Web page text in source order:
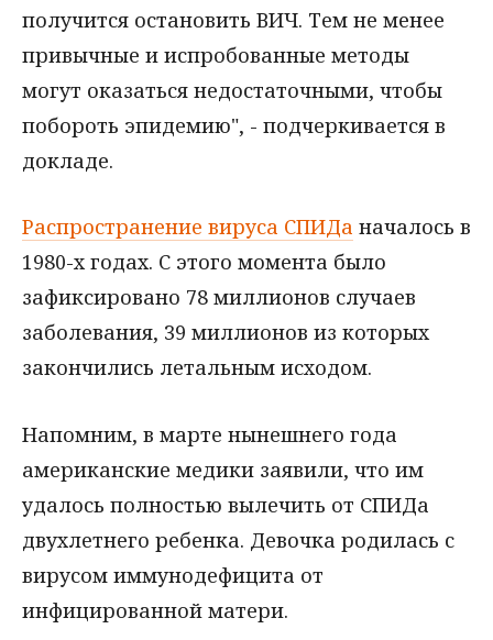
получится остановить ВИЧ. Тем не менее
привычные и испробованные методы
могут оказаться недостаточными, чтобы
побороть эпидемию", - подчеркивается в
докладе.
Распространение вируса СПИДа началось в
1980-х годах. С этого момента было
зафиксировано 78 миллионов случаев
заболевания, 39 миллионов из которых
закончились летальным исходом.
Напомним, в марте нынешнего года
американские медики заявили, что им
удалось полностью вылечить от СПИДа
двухлетнего ребенка. Девочка родилась с
вирусом иммунодефицита от
инфицированной матери.